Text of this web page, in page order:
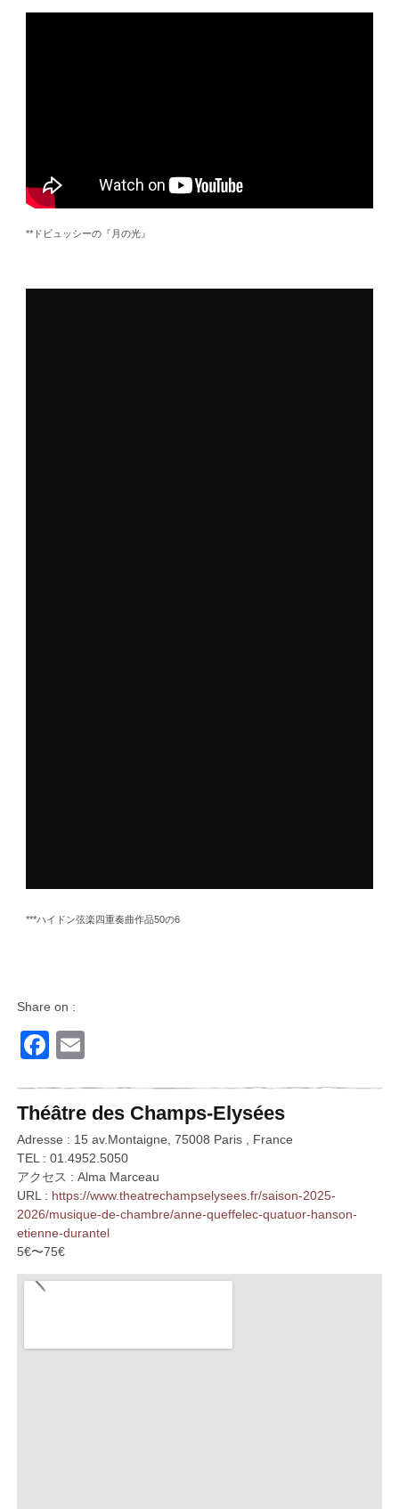
**ドビュッシーの『月の光』
***ハイドン弦楽四重奏曲作品50の6
Share on :
Facebook
Théâtre des Champs-Elysées
Adresse : 15 av.Montaigne, 75008 Paris , France
TEL : 01.4952.5050
アクセス : Alma Marceau
URL : https://www.theatrechampselysees.fr/saison-2025-
2026/musique-de-chambre/anne-queffelec-quatuor-hanson-
etienne-durantel
5€〜75€